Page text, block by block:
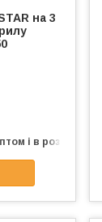
на 3
і в роздріб